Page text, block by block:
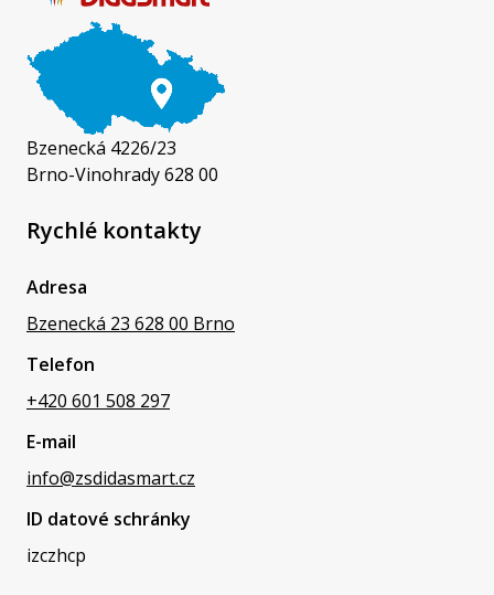
Bzenecká 4226/23
Brno-Vinohrady 628 00
Rychlé kontakty
Adresa
Bzenecká 23 628 00 Brno
Telefon
+420 601 508 297
E-mail
info@zsdidasmart.cz
ID datové schránky
izczhcp